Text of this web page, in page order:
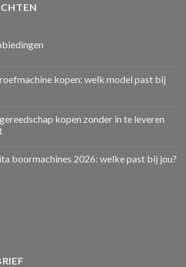
kopen: welk model past bij
kopen zonder in te leveren
boormachines 2026: welke past bij jou?